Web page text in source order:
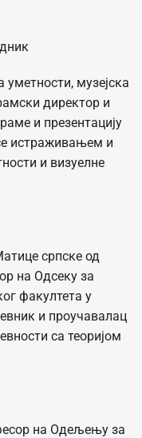
музејска
директор и
и презентацију
истраживањем и
и визуелне
српске од
на Одсеку за
факултета у
и проучавалац
са теоријом
на Одељењу за